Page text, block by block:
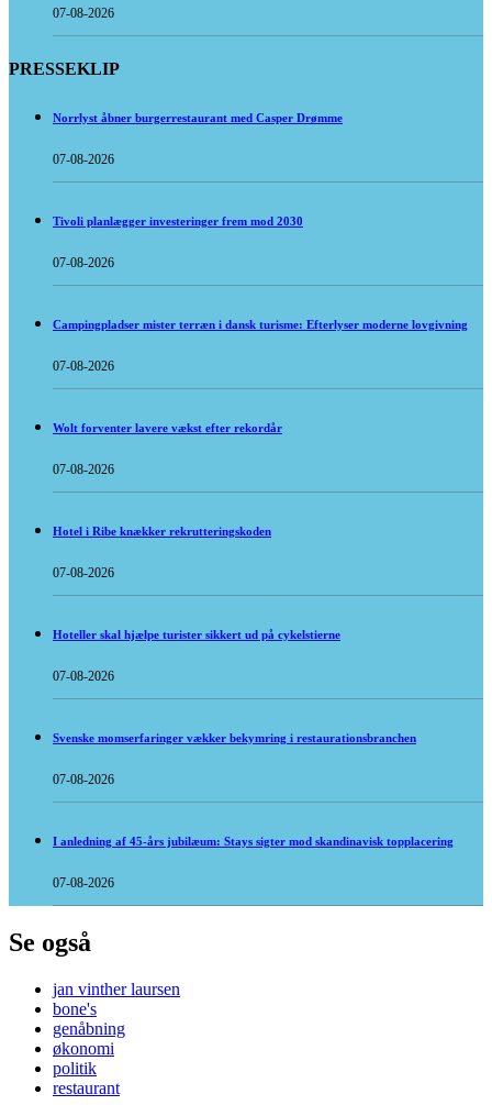
07-08-2026
PRESSEKLIP
Norrlyst åbner burgerrestaurant med Casper Drømme
07-08-2026
Tivoli planlægger investeringer frem mod 2030
07-08-2026
Campingpladser mister terræn i dansk turisme: Efterlyser moderne lovgivning
07-08-2026
Wolt forventer lavere vækst efter rekordår
07-08-2026
Hotel i Ribe knækker rekrutteringskoden
07-08-2026
Hoteller skal hjælpe turister sikkert ud på cykelstierne
07-08-2026
Svenske momserfaringer vækker bekymring i restaurationsbranchen
07-08-2026
I anledning af 45-års jubilæum: Stays sigter mod skandinavisk topplacering
07-08-2026
Se også
jan vinther laursen
bone's
genåbning
økonomi
politik
restaurant